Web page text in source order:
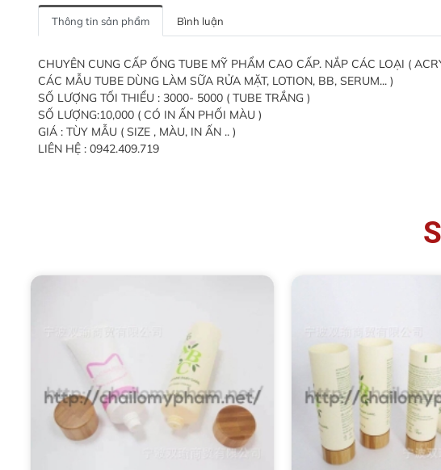
Thông tin sản phẩm Bình luận
CHUYÊN CUNG CẤP ỐNG TUBE MỸ PHẨM CAO CẤP. NẮP CÁC LOẠI (
CÁC MẪU TUBE DÙNG LÀM SỮA RỬA MẶT, LOTION, BB, SERUM... )
SỐ LƯỢNG TỐI THIỂU : 3000- 5000 ( TUBE TRẮNG )
SỐ LƯỢNG:10,000 ( CÓ IN ẤN PHỐI MÀU )
GIÁ : TÙY MẪU ( SIZE , MÀU, IN ẤN .. )
LIÊN HỆ : 0942.409.719